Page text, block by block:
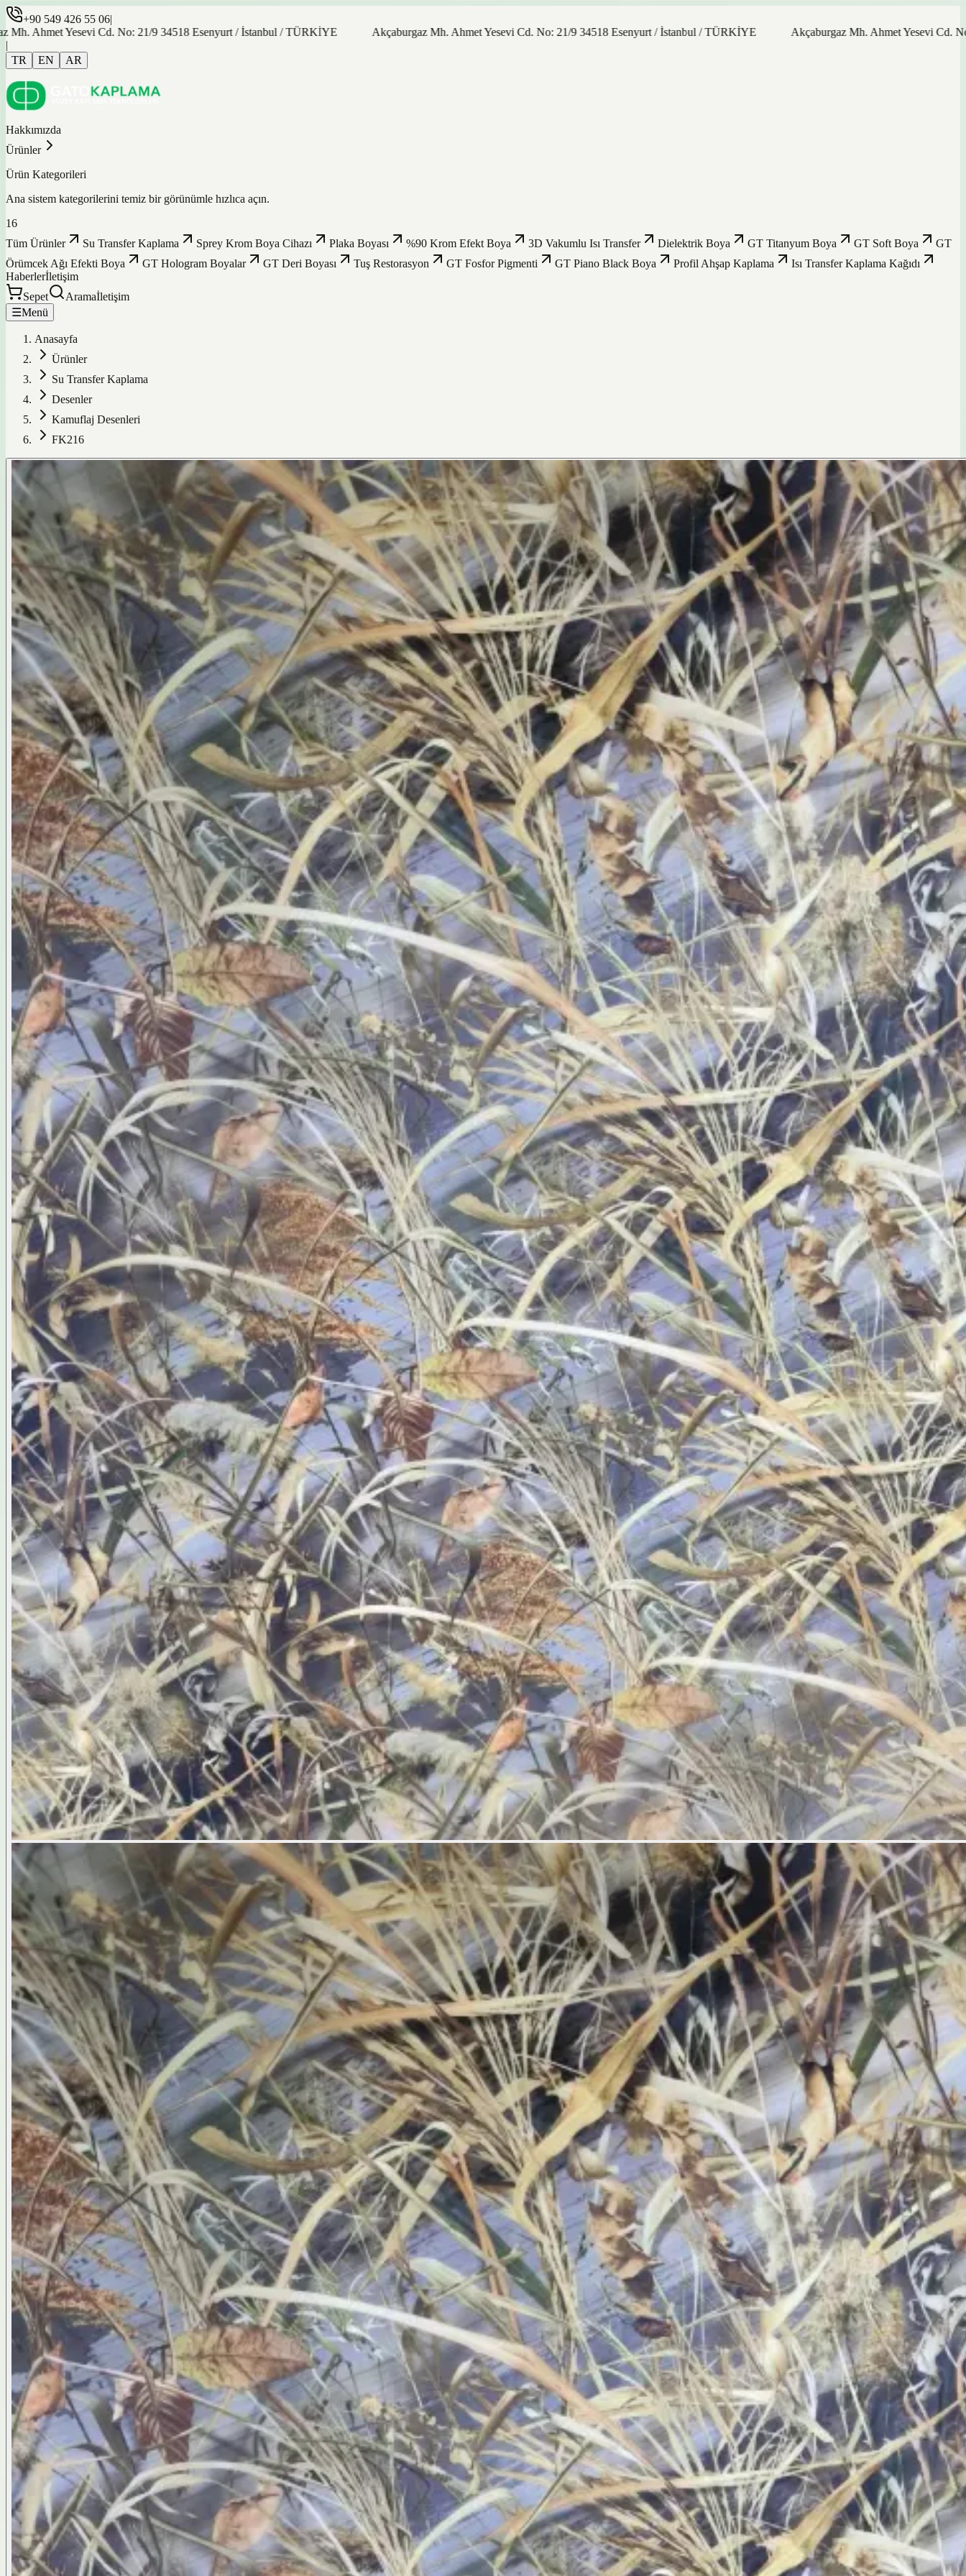
+90 549 426 55 06|
Yesevi Cd. No: 21/9 34518 Esenyurt / İstanbul / TÜRKİYE
Akçaburgaz Mh. Ahmet Yesevi Cd. No: 21/9 34518 Esenyurt / İstanbul / TÜRKİYE
Akçaburgaz Mh. Ahmet Yesevi Cd. No: 21/9
|
TR
EN AR
Hakkımızda
Ürünler
Ürün Kategorileri
Ana sistem kategorilerini temiz bir görünümle hızlıca açın.
16
Tüm Ürünler
Su Transfer Kaplama Sprey Krom Boya Cihazı Plaka Boyası %90 Krom Efekt Boya 3D Vakumlu Isı Transfer Dielektrik Boya GT Titanyum Boya GT Soft Boya
GT
Örümcek Ağı Efekti Boya
GT Hologram Boyalar GT Deri Boyası Tuş Restorasyon GT Fosfor Pigmenti GT Piano Black Boya Profil Ahşap Kaplama
Isı Transfer Kaplama Kağıdı
Haberlerİletişim
Sepet
Aramaİletişim
☰Menü
Anasayfa
Ürünler
Su Transfer Kaplama
Desenler
Kamuflaj Desenleri
FK216